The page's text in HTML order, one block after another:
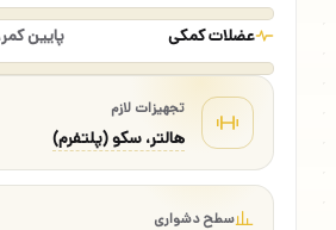
عضلات کمکی پایین
تجهیزات لازم
هالتر، سکو (پلتفرم)
سطح دشواری